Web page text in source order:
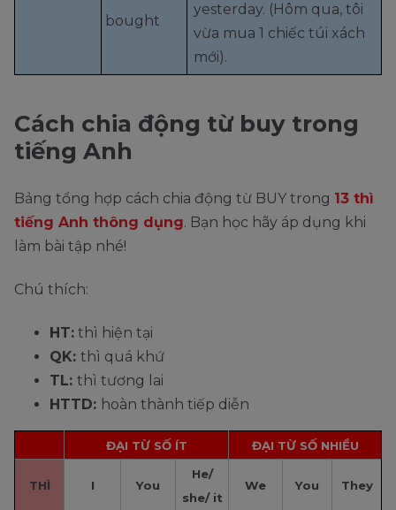
bought
yesterday. (Hôm qua, tôi
vừa mua 1 chiếc túi xách
mới).
Cách chia động từ buy trong
tiếng Anh
Bảng tổng hợp cách chia động từ BUY trong 13 thì
tiếng Anh thông dụng. Bạn học hãy áp dụng khi
làm bài tập nhé!
Chú thích:
HT: thì hiện tại
QK: thì quá khứ
TL: thì tương lai
HTTD: hoàn thành tiếp diễn
ĐẠI TỪ SỐ ÍT ĐẠI TỪ SỐ NHIỀU
THÌ I You
He/
she/ it
We You They